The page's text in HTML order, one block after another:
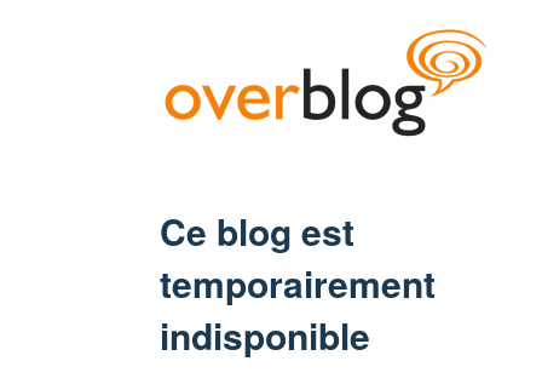
Ce blog est
temporairement
indisponible